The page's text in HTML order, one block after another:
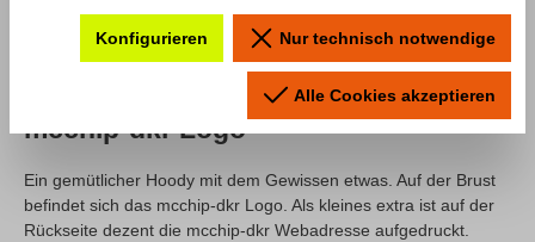
Beschreibung
Produktinformationen "Hoodie
mcchip-dkr Logo"
Ein gemütlicher Hoody mit dem Gewissen etwas. Auf der Brust
befindet sich das mcchip-dkr Logo. Als kleines extra ist auf der
Rückseite dezent die mcchip-dkr Webadresse aufgedruckt.
Konfigurieren Nur technisch notwendige
Alle Cookies akzeptieren